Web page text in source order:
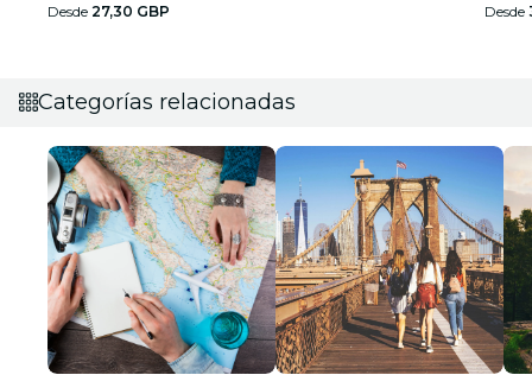
Desde 27,30 GBP
Desde
Categorías relacionadas